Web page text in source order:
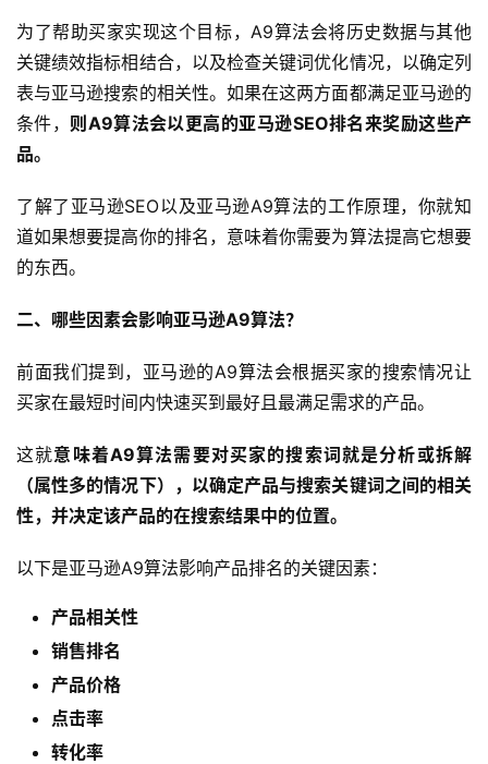
为了帮助买家实现这个目标，A9算法会将历史数据与其他
关键绩效指标相结合，以及检查关键词优化情况，以确定列
表与亚马逊搜索的相关性。如果在这两方面都满足亚马逊的
条件， 则A9算法会以更高的亚马逊SEO排名来奖励这些产
品。
了解了亚马逊SEO以及亚马逊A9算法的工作原理，你就知
道如果想要提高你的排名，意味着你需要为算法提高它想要
的东西。
二、哪些因素会影响亚马逊A9算法？
前面我们提到，亚马逊的A9算法会根据买家的搜索情况让
买家在最短时间内快速买到最好且最满足需求的产品。
这就意味着A9算法需要对买家的搜索词就是分析或拆解
（属性多的情况下），以确定产品与搜索关键词之间的相关
性，并决定该产品的在搜索结果中的位置。
以下是亚马逊A9算法影响产品排名的关键因素：
产品相关性
销售排名
产品价格
点击率
转化率